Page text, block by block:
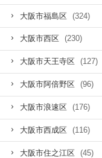
大阪市福島区 (324)
大阪市西区 (230)
大阪市天王寺区 (127)
大阪市阿倍野区 (96)
大阪市浪速区 (176)
大阪市西成区 (116)
大阪市住之江区 (45)